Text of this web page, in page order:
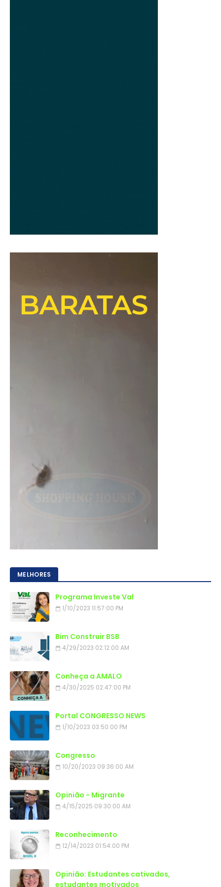
MELHORES
Programa Investe Val
1/10/2023 11:57:00 PM
Bim Construir BSB
4/29/2023 02:12:00 AM
Conheça a AMALO
4/30/2025 02:47:00 PM
Portal CONGRESSO NEWS
1/10/2023 03:50:00 PM
Congresso
10/20/2023 09:36:00 AM
Opinião - Migrante
4/15/2025 09:30:00 AM
Reconhecimento
12/14/2023 01:54:00 PM
Opinião: Estudantes cativados,
estudantes motivados